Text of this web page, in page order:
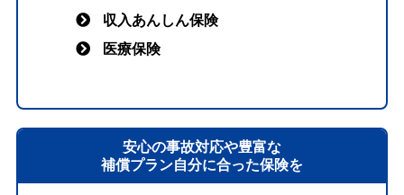
収入あんしん保険
医療保険
安⼼の事故対応や豊富な
補償プラン⾃分に合った保険を